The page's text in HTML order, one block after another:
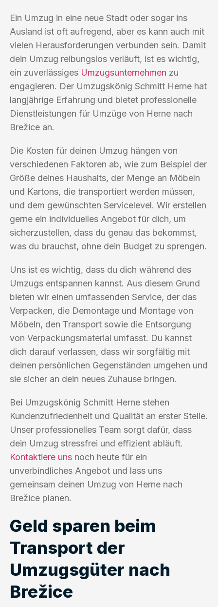
Ein Umzug in eine neue Stadt oder sogar ins
Ausland ist oft aufregend, aber es kann auch mit
vielen Herausforderungen verbunden sein. Damit
dein Umzug reibungslos verläuft, ist es wichtig,
ein zuverlässiges Umzugsunternehmen zu
engagieren. Der Umzugskönig Schmitt Herne hat
langjährige Erfahrung und bietet professionelle
Dienstleistungen für Umzüge von Herne nach
Brežice an.
Die Kosten für deinen Umzug hängen von
verschiedenen Faktoren ab, wie zum Beispiel der
Größe deines Haushalts, der Menge an Möbeln
und Kartons, die transportiert werden müssen,
und dem gewünschten Servicelevel. Wir erstellen
gerne ein individuelles Angebot für dich, um
sicherzustellen, dass du genau das bekommst,
was du brauchst, ohne dein Budget zu sprengen.
Uns ist es wichtig, dass du dich während des
Umzugs entspannen kannst. Aus diesem Grund
bieten wir einen umfassenden Service, der das
Verpacken, die Demontage und Montage von
Möbeln, den Transport sowie die Entsorgung
von Verpackungsmaterial umfasst. Du kannst
dich darauf verlassen, dass wir sorgfältig mit
deinen persönlichen Gegenständen umgehen und
sie sicher an dein neues Zuhause bringen.
Bei Umzugskönig Schmitt Herne stehen
Kundenzufriedenheit und Qualität an erster Stelle.
Unser professionelles Team sorgt dafür, dass
dein Umzug stressfrei und effizient abläuft.
Kontaktiere uns noch heute für ein
unverbindliches Angebot und lass uns
gemeinsam deinen Umzug von Herne nach
Brežice planen.
Geld sparen beim
Transport der
Umzugsgüter nach
Brežice